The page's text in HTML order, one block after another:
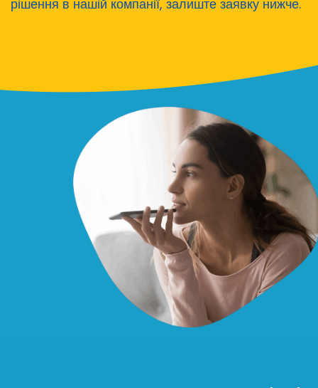
рішення в нашій компанії, залиште заявку нижче.